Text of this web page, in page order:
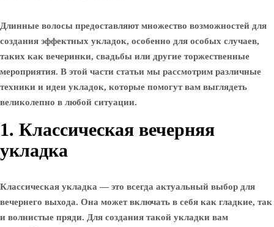
Длинные волосы предоставляют множество возможностей для
создания эффектных укладок, особенно для особых случаев,
таких как вечеринки, свадьбы или другие торжественные
мероприятия. В этой части статьи мы рассмотрим различные
техники и идеи укладок, которые помогут вам выглядеть
великолепно в любой ситуации.
1. Классическая вечерняя
укладка
Классическая укладка — это всегда актуальный выбор для
вечернего выхода. Она может включать в себя как гладкие, так
и волнистые пряди. Для создания такой укладки вам